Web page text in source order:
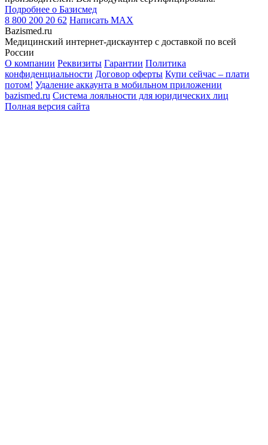
Подробнее о Базисмед
8 800 200 20 62 Написать MAX
Bazismed.ru
Медицинский интернет-дискаунтер с доставкой по всей
России
О компании Реквизиты Гарантии Политика
конфиденциальности Договор оферты Купи сейчас – плати
потом! Удаление аккаунта в мобильном приложении
bazismed.ru Система лояльности для юридических лиц
Полная версия сайта